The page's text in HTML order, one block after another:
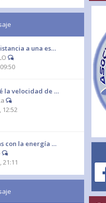
a una es…
la velocidad de …
12:52
con la energía …
21:11